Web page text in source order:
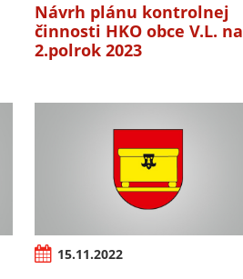
Návrh plánu kontrolnej
činnosti HKO obce V.L. na
2.polrok 2023
15.11.2022